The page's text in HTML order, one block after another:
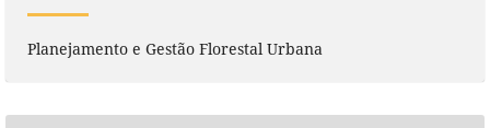
Planejamento e Gestão Florestal Urbana